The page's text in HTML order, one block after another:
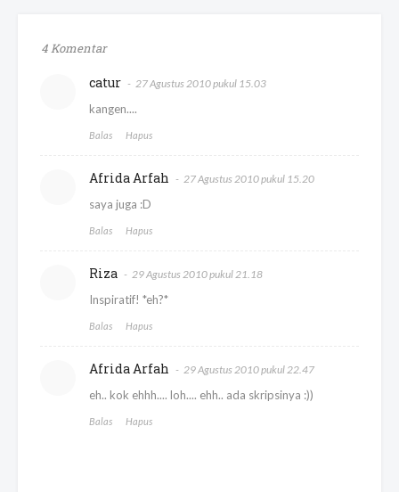
4 Komentar
catur 27 Agustus 2010 pukul 15.03
kangen....
Balas Hapus
Afrida Arfah 27 Agustus 2010 pukul 15.20
saya juga :D
Balas Hapus
Riza 29 Agustus 2010 pukul 21.18
Inspiratif! *eh?*
Balas Hapus
Afrida Arfah 29 Agustus 2010 pukul 22.47
eh.. kok ehhh.... loh.... ehh.. ada skripsinya :))
Balas Hapus